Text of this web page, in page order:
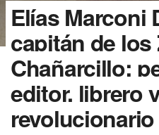
Elías Marconi
capitán de los
Chañarcillo:
editor, librero